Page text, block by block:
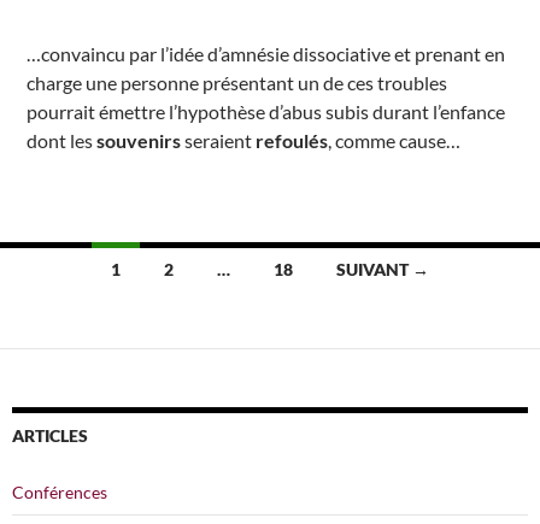
…convaincu par l’idée d’amnésie dissociative et prenant en
charge une personne présentant un de ces troubles
pourrait émettre l’hypothèse d’abus subis durant l’enfance
dont lessouvenirsseraient refoulés, comme cause…
Navigation
articles
1 2 … 18 SUIVANT →
ARTICLES
Conférences